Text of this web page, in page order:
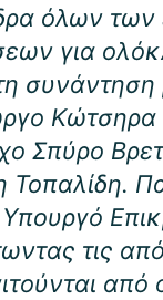
όλων των
για
Σπύρο
Τοπαλίδη.
τις